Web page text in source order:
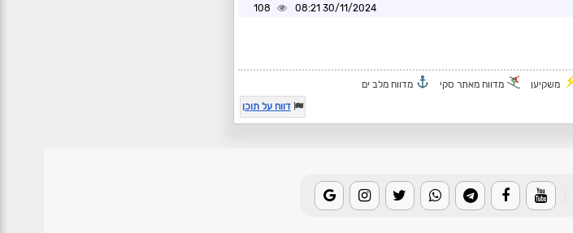
30/11/2024 08:21
108
משקיען מדווח מאתר סקי
מדווח מלב ים
דווח על תוכן